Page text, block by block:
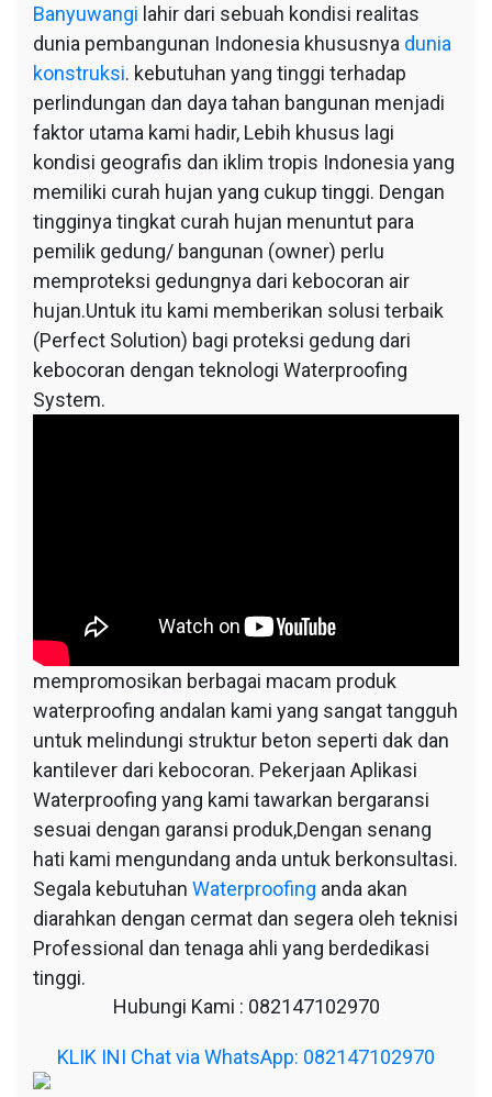
Banyuwangi lahir dari sebuah kondisi realitas
dunia pembangunan Indonesia khususnya dunia
konstruksi. kebutuhan yang tinggi terhadap
perlindungan dan daya tahan bangunan menjadi
faktor utama kami hadir, Lebih khusus lagi
kondisi geografis dan iklim tropis Indonesia yang
memiliki curah hujan yang cukup tinggi. Dengan
tingginya tingkat curah hujan menuntut para
pemilik gedung/ bangunan (owner) perlu
memproteksi gedungnya dari kebocoran air
hujan.Untuk itu kami memberikan solusi terbaik
(Perfect Solution) bagi proteksi gedung dari
kebocoran dengan teknologi Waterproofing
System.
mempromosikan berbagai macam produk
waterproofing andalan kami yang sangat tangguh
untuk melindungi struktur beton seperti dak dan
kantilever dari kebocoran. Pekerjaan Aplikasi
Waterproofing yang kami tawarkan bergaransi
sesuai dengan garansi produk,Dengan senang
hati kami mengundang anda untuk berkonsultasi.
Segala kebutuhan Waterproofing anda akan
diarahkan dengan cermat dan segera oleh teknisi
Professional dan tenaga ahli yang berdedikasi
tinggi.
Hubungi Kami : 082147102970
KLIK INI Chat via WhatsApp: 082147102970